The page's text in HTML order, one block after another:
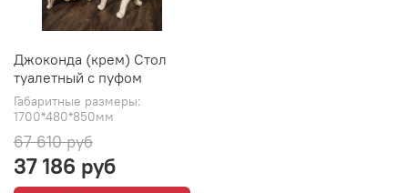
Джоконда (крем) Стол
туалетный с пуфом
Габаритные размеры:
1700*480*850мм
67 610 руб
37 186 руб